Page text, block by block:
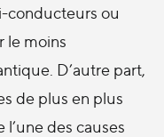
conducteurs ou
le moins
D’autre part,
de plus en plus
des causes